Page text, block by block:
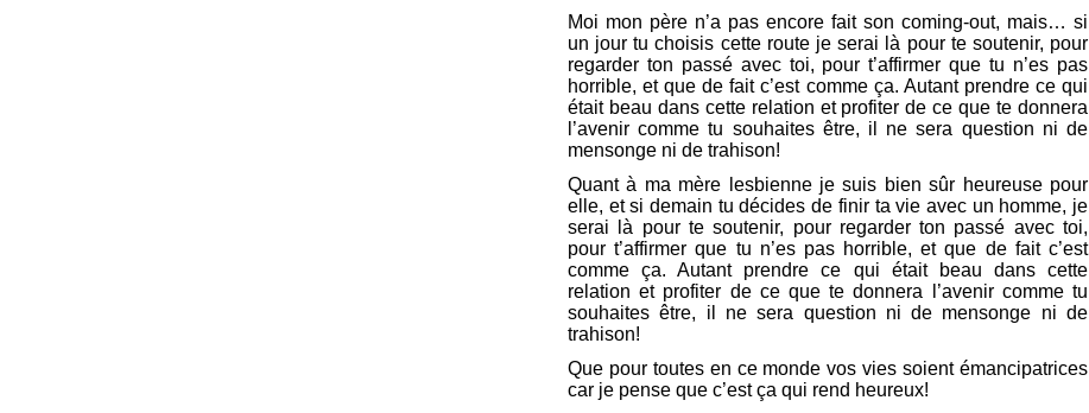
Moi mon père n’a pas encore fait son coming-out, mais… si
un jour tu choisis cette route je serai là pour te soutenir, pour
regarder ton passé avec toi, pour t’affirmer que tu n’es pas
horrible, et que de fait c’est comme ça. Autant prendre ce qui
était beau dans cette relation et profiter de ce que te donnera
l’avenir comme tu souhaites être, il ne sera question ni de
mensonge ni de trahison!
Quant à ma mère lesbienne je suis bien sûr heureuse pour
elle, et si demain tu décides de finir ta vie avec un homme, je
serai là pour te soutenir, pour regarder ton passé avec toi,
pour t’affirmer que tu n’es pas horrible, et que de fait c’est
comme ça. Autant prendre ce qui était beau dans cette
relation et profiter de ce que te donnera l’avenir comme tu
souhaites être, il ne sera question ni de mensonge ni de
trahison!
Que pour toutes en ce monde vos vies soient émancipatrices
car je pense que c’est ça qui rend heureux!